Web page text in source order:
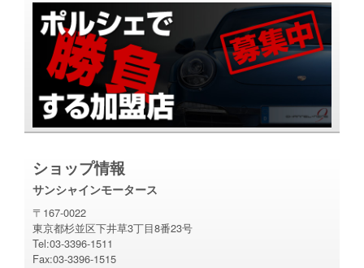
ショップ情報
サンシャインモータース
〒167-0022
東京都杉並区下井草3丁目8番23号
Tel:03-3396-1511
Fax:03-3396-1515